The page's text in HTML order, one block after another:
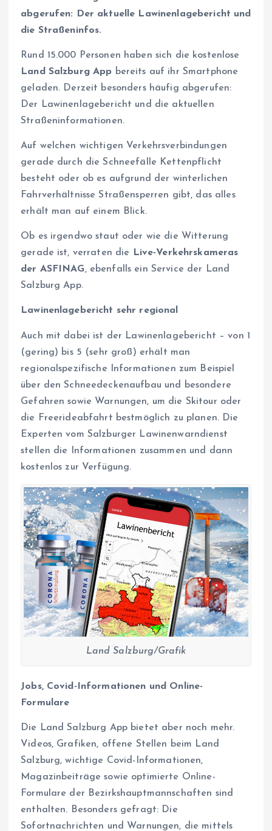
abgerufen: Der aktuelle Lawinenlagebericht und
die Straßeninfos.
Rund 15.000 Personen haben sich die kostenlose
Land Salzburg App bereits auf ihr Smartphone
geladen. Derzeit besonders häufig abgerufen:
Der Lawinenlagebericht und die aktuellen
Straßeninformationen.
Auf welchen wichtigen Verkehrsverbindungen
gerade durch die Schneefälle Kettenpflicht
besteht oder ob es aufgrund der winterlichen
Fahrverhältnisse Straßensperren gibt, das alles
erhält man auf einem Blick.
Ob es irgendwo staut oder wie die Witterung
gerade ist, verraten die Live-Verkehrskameras
der ASFINAG, ebenfalls ein Service der Land
Salzburg App.
Lawinenlagebericht sehr regional
Auch mit dabei ist der Lawinenlagebericht – von 1
(gering) bis 5 (sehr groß) erhält man
regionalspezifische Informationen zum Beispiel
über den Schneedeckenaufbau und besondere
Gefahren sowie Warnungen, um die Skitour oder
die Freerideabfahrt bestmöglich zu planen. Die
Experten vom Salzburger Lawinenwarndienst
stellen die Informationen zusammen und dann
kostenlos zur Verfügung.
Land Salzburg/Grafik
Jobs, Covid-Informationen und Online-
Formulare
Die Land Salzburg App bietet aber noch mehr.
Videos, Grafiken, offene Stellen beim Land
Salzburg, wichtige Covid-Informationen,
Magazinbeiträge sowie optimierte Online-
Formulare der Bezirkshauptmannschaften sind
enthalten. Besonders gefragt: Die
Sofortnachrichten und Warnungen, die mittels